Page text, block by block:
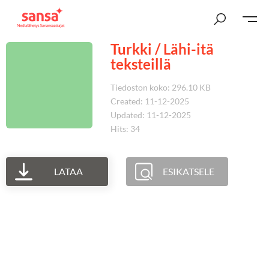
Turkki / Lähi-itä
teksteillä
Tiedoston koko: 296.10 KB
Created: 11-12-2025
Updated: 11-12-2025
Hits: 34
LATAA ESIKATSELE